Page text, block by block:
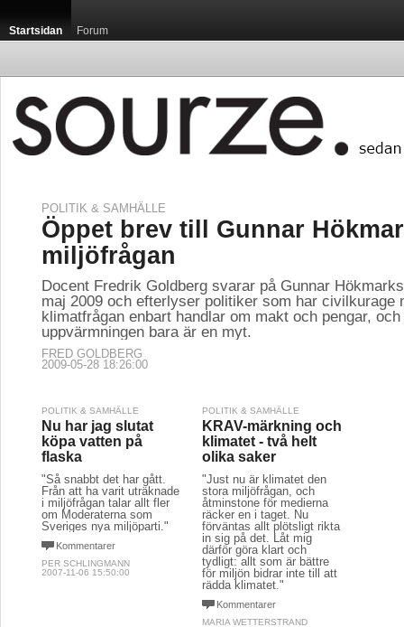
Startsidan Forum
POLITIK & SAMHÄLLE
Öppet brev till Gunnar
miljöfrågan
Docent Fredrik Goldberg svarar på Gunnar
maj 2009 och efterlyser politiker som har civilkurage
klimatfrågan enbart handlar om makt och pengar,
uppvärmningen bara är en myt.
FRED GOLDBERG
2009-05-28 18:26:00
POLITIK & SAMHÄLLE
Nu har jag slutat
köpa vatten på
flaska
"Så snabbt det har gått.
Från att ha varit uträknade
i miljöfrågan talar allt fler
om Moderaterna som
Sveriges nya miljöparti."
Kommentarer
PER SCHLINGMANN
2007-11-06 15:50:00
POLITIK & SAMHÄLLE
KRAV-märkning och
klimatet - två helt
olika saker
"Just nu är klimatet den
stora miljöfrågan, och
åtminstone för medierna
räcker en i taget. Nu
förväntas allt plötsligt rikta
in sig på det. Låt mig
därför göra klart och
tydligt: allt som är bättre
för miljön bidrar inte till att
rädda klimatet."
Kommentarer
MARIA WETTERSTRAND